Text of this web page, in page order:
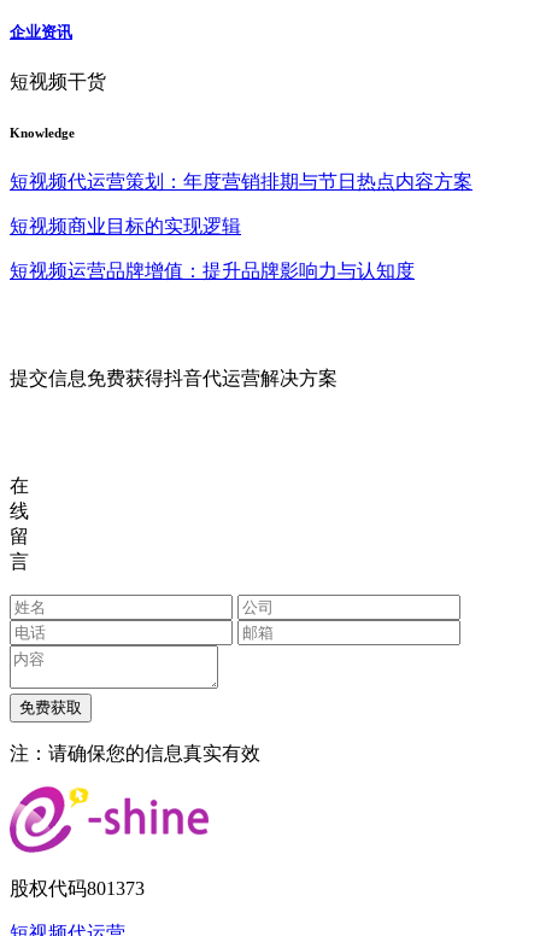
企业资讯
短视频干货
Knowledge
短视频代运营策划：年度营销排期与节日热点内容方案
短视频商业目标的实现逻辑
短视频运营品牌增值：提升品牌影响力与认知度
提交信息免费获得抖音代运营解决方案
在
线
留
言
注：请确保您的信息真实有效
股权代码801373